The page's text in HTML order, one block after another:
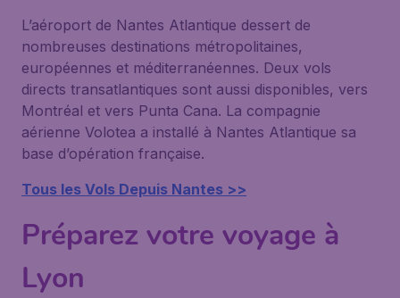
L’aéroport de Nantes Atlantique dessert de
nombreuses destinations métropolitaines,
européennes et méditerranéennes. Deux vols
directs transatlantiques sont aussi disponibles, vers
Montréal et vers Punta Cana. La compagnie
aérienne Volotea a installé à Nantes Atlantique sa
base d’opération française.
Tous les Vols Depuis Nantes >>
Préparez votre voyage à
Lyon